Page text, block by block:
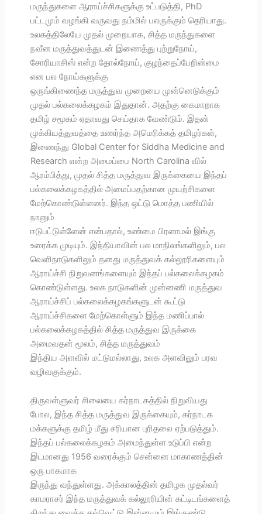
மருந்துகளை ஆராய்ச்சிகளுக்கு உட்படுத்தி, PhD
பட்டமும் வழங்கி வருவது நம்மில் பலருக்கும் தெரியாது.
உலகத்திலேயே முதல் முறையாக, சித்த மருந்துகளை
நவீன மருத்துவத்துடன் இணைத்து புற்றுநோய்,
சோரியாசிஸ் என்ற தோல்நோய், குழந்தைப்பேறின்மை
என பல நோய்களுக்கு
ஒருங்கிணைந்த மருத்துவ முறையை முன்னெடுக்கும்
முதல் பல்கலைக்கழகம் இதுதான். அதற்கு கைமாறாக
தமிழ் சமூகம் ஏதாவது செய்தாக வேண்டும். இதன்
முக்கியத்துவத்தை உணர்ந்த அமெரிக்கத் தமிழர்கள்,
இணைந்து Global Center for Siddha Medicine and
Research என்ற அமைப்பை North Carolina வில்
ஆரம்பித்து, முதல் சித்த மருத்துவ இருக்கையை இந்தப்
பல்கலைக்கழகத்தில் அமைப்பதற்கான முயற்சிகளை
மேற்கொண்டுள்ளனர். இந்த ஒட்டு மொத்த பணியில்
நானும்
ஈடுபட்டுள்ளேன் என்பதால், உண்மை பிரளாமல் இங்கு
உரைக்க முடியும். இந்தியாவின் பல மாநிலங்களிலும், பல
வெளிநாடுகளிலும் தனது மருத்துவக் கல்லூரிகளையும்
ஆராய்ச்சி நிறுவனங்களையும் இந்தப் பல்கலைக்கழகம்
கொண்டுள்ளது. உலக நாடுகளின் முன்னணி மருத்துவ
ஆராய்ச்சிப் பல்கலைக்கழகங்களுடன் கூட்டு
ஆராய்ச்சிகளை மேற்கொள்ளும் இந்த மணிப்பால்
பல்கலைக்கழகத்தில் சித்த மருத்துவ இருக்கை
அமைவதன் மூலம், சித்த மருத்துவம்
இந்திய அளவில் மட்டுமல்லாது, உலக அளவிலும் பரவ
வழிவகுக்கும்.
திருவள்ளுவர் சிலையை கர்நாடகத்தில் நிறுவியது
போல, இந்த சித்த மருத்துவ இருக்கையும், கர்நாடக
மக்களுக்கு தமிழ் மீது சரியான புரிதலை ஏற்படுத்தும்.
இந்தப் பல்கலைக்கழகம் அமைந்துள்ள உடுப்பி என்ற
இடமானது 1956 வரைக்கும் சென்னை மாகாணத்தின்
ஒரு பாகமாக
இருந்து வந்துள்ளது. அக்காலத்தின் தமிழக முதல்வர்
காமராசர் இந்த மருத்துவக் கல்லூரியின் கட்டிடங்களைத்